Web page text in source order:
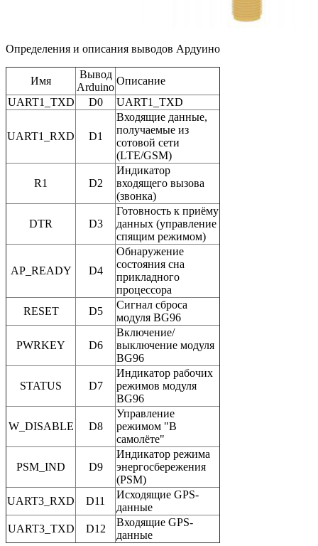
Определения и описания выводов Ардуино
Имя
Вывод
Arduino
Описание
UART1_TXD
D0 UART1_TXD
UART1_RXD D1
Входящие данные,
получаемые из
сотовой сети
(LTE/GSM)
R1 D2
Индикатор
входящего вызова
(звонка)
DTR D3
Готовность к приёму
данных (управление
спящим режимом)
AP_READY D4
Обнаружение
состояния сна
прикладного
процессора
RESET
D5
Сигнал сброса
модуля BG96
PWRKEY D6
Включение/
выключение модуля
BG96
STATUS D7
Индикатор рабочих
режимов модуля
BG96
W_DISABLE D8
Управление
режимом "В
самолёте"
PSM_IND D9
Индикатор режима
энергосбережения
(PSM)
UART3_RXD
D11
Исходящие GPS-
данные
UART3_TXD
D12
Входящие GPS-
данные